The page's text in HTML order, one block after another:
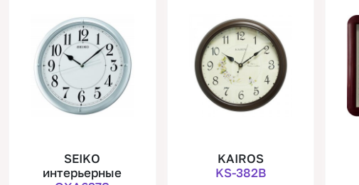
SEIKO
интерьерные
KAIROS
KS-382B